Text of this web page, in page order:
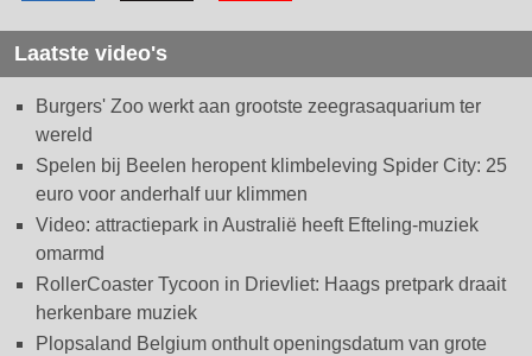
Laatste video's
Burgers' Zoo werkt aan grootste zeegrasaquarium ter
wereld
Spelen bij Beelen heropent klimbeleving Spider City: 25
euro voor anderhalf uur klimmen
Video: attractiepark in Australië heeft Efteling-muziek
omarmd
RollerCoaster Tycoon in Drievliet: Haags pretpark draait
herkenbare muziek
Plopsaland Belgium onthult openingsdatum van grote